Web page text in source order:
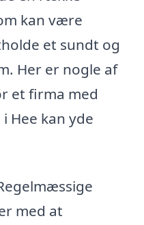
kan være
et sundt og
Her er nogle af
et firma med
Hee kan yde
med at